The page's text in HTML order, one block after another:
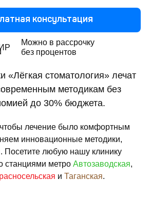
консультация
Можно в рассрочку
без процентов
«Лёгкая стоматология» лечат
методикам без
до 30% бюджета.
лечение было комфортным
инновационные методики,
Посетите любую нашу клинику
станциями метро Автозаводская,
и Таганская.